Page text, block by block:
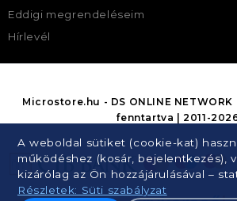
Eddigi megrendeléseim
Hírlevél
A weboldal sütiket (cookie-kat)
működéshez (kosár, bejelentkezés),
kizárólag az Ön hozzájárulásával –
Részletek: Süti szabályzat
Microstore.hu - DS ONLINE
fenntartva | 2011-